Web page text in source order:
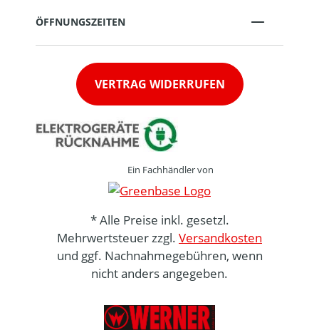
ÖFFNUNGSZEITEN
VERTRAG WIDERRUFEN
Ein Fachhändler von
* Alle Preise inkl. gesetzl.
Mehrwertsteuer zzgl. Versandkosten
und ggf. Nachnahmegebühren, wenn
nicht anders angegeben.